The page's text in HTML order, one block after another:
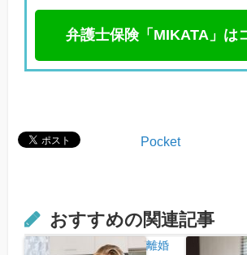
弁護士保険「MIKATA」は
Pocket
おすすめの関連記事
離婚